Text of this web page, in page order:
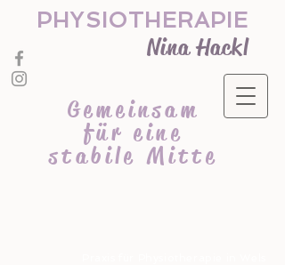
Gemeinsam
für eine
stabile Mitte
PHYSIOTHERAPIE
Nina Hackl